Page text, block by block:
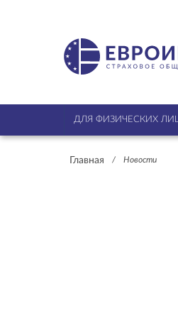
ДЛЯ ФИЗИЧЕСКИХ ЛИЦ
Главная / Новости